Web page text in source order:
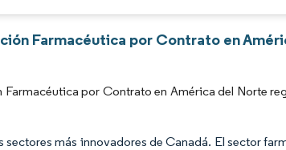
Farmacéutica por Contrato en
por Contrato en América del Norte
sectores más innovadores de Canadá. El sector